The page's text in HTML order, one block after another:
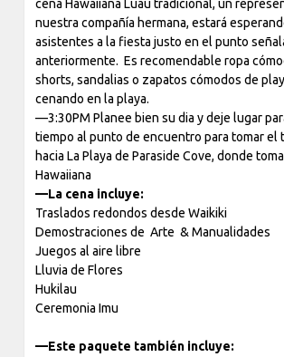
cena Hawaiiana Luau tradicional, un
nuestra compañía hermana, estará
asistentes a la fiesta justo en el punto
anteriormente. Es recomendable ropa
shorts, sandalias o zapatos cómodos de
cenando en la playa.
—3:30PM Planee bien su dia y deje lugar
tiempo al punto de encuentro para tomar el
hacia La Playa de Paraside Cove, donde
Hawaiiana
—La cena incluye:
Traslados redondos desde Waikiki
Demostraciones de Arte & Manualidades
Juegos al aire libre
Lluvia de Flores
Hukilau
Ceremonia Imu
—Este paquete también incluye: